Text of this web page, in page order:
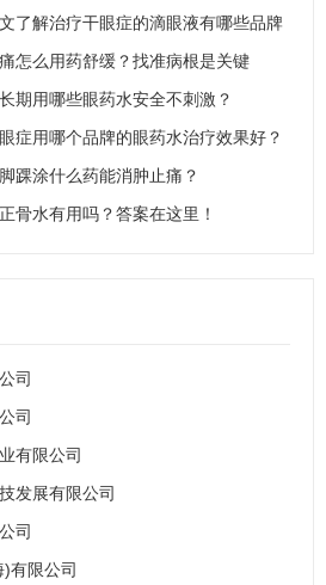
了解治疗干眼症的滴眼液有哪些品牌
怎么用药舒缓？找准病根是关键
期用哪些眼药水安全不刺激？
症用哪个品牌的眼药水治疗效果好？
踝涂什么药能消肿止痛？
骨水有用吗？答案在这里！
司
司
有限公司
发展有限公司
司
有限公司